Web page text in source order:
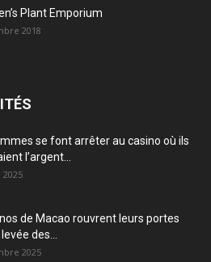
Plant Emporium
2018
se font arrêter au casino où ils
l’argent...
de Macao rouvrent leurs portes
des...
2025